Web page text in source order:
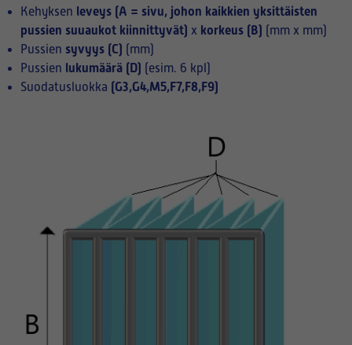
Kehyksen leveys (A = sivu, johon kaikkien yksittäisten
pussien suuaukot kiinnittyvät) x korkeus (B) (mm x mm)
Pussien syvyys (C) (mm)
Pussien lukumäärä (D) (esim. 6 kpl)
Suodatusluokka (G3,G4,M5,F7,F8,F9)